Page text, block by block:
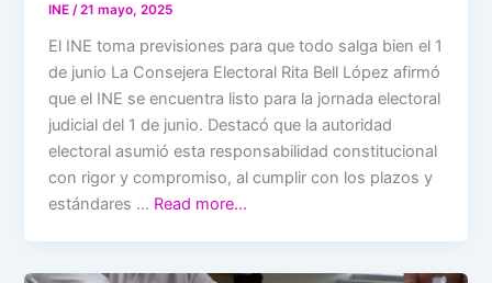
INE/21 mayo, 2025
El INE toma previsiones para que todo salga bien el 1
de junio La Consejera Electoral Rita Bell López afirmó
que el INE se encuentra listo para la jornada electoral
judicial del 1 de junio. Destacó que la autoridad
electoral asumió esta responsabilidad constitucional
con rigor y compromiso, al cumplir con los plazos y
estándares … Read more…